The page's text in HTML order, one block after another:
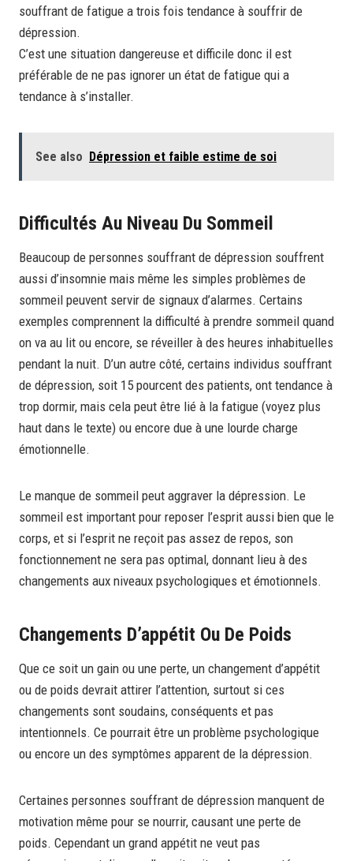
souffrant de fatigue a trois fois tendance à souffrir de
dépression.
C’est une situation dangereuse et difficile donc il est
préférable de ne pas ignorer un état de fatigue qui a
tendance à s’installer.
See also Dépression et faible estime de soi
Difficultés Au Niveau Du Sommeil
Beaucoup de personnes souffrant de dépression souffrent
aussi d’insomnie mais même les simples problèmes de
sommeil peuvent servir de signaux d’alarmes. Certains
exemples comprennent la difficulté à prendre sommeil quand
on va au lit ou encore, se réveiller à des heures inhabituelles
pendant la nuit. D’un autre côté, certains individus souffrant
de dépression, soit 15 pourcent des patients, ont tendance à
trop dormir, mais cela peut être lié à la fatigue (voyez plus
haut dans le texte) ou encore due à une lourde charge
émotionnelle.
Le manque de sommeil peut aggraver la dépression. Le
sommeil est important pour reposer l’esprit aussi bien que le
corps, et si l’esprit ne reçoit pas assez de repos, son
fonctionnement ne sera pas optimal, donnant lieu à des
changements aux niveaux psychologiques et émotionnels.
Changements D’appétit Ou De Poids
Que ce soit un gain ou une perte, un changement d’appétit
ou de poids devrait attirer l’attention, surtout si ces
changements sont soudains, conséquents et pas
intentionnels. Ce pourrait être un problème psychologique
ou encore un des symptômes apparent de la dépression.
Certaines personnes souffrant de dépression manquent de
motivation même pour se nourrir, causant une perte de
poids. Cependant un grand appétit ne veut pas